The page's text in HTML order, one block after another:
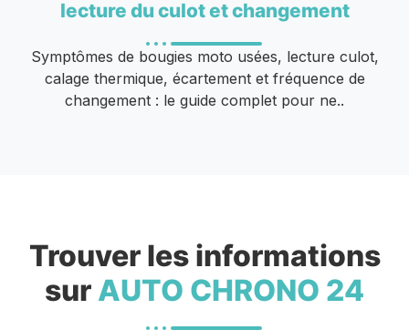
lecture du culot et changement
Symptômes de bougies moto usées, lecture culot,
calage thermique, écartement et fréquence de
changement : le guide complet pour ne..
Trouver les informations
sur AUTO CHRONO 24